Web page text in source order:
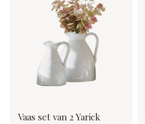
Vaas set van 2 Yarick